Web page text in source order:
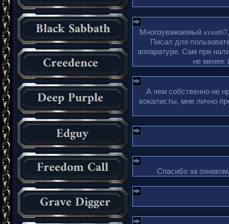
Многоуважаемый
Писал для
аппаратуре. Сам при
не менее
А чем собственно не
вокалисты, мне лично
Спасибо за